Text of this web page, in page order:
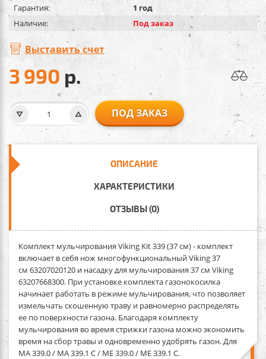
Гарантия:
1 год
Наличие:
Под заказ
Выставить счет
3 990 р.
ПОД ЗАКАЗ
ОПИСАНИЕ
ХАРАКТЕРИСТИКИ
ОТЗЫВЫ (0)
Комплект мульчирования Viking Kit 339 (37 см)- комплект
включает в себя нож многофункциональный Viking 37
см 63207020120 и насадку для мульчирования 37 см Viking
63207668300. При установке комплекта газонокосилка
начинает работать в режиме мульчирования, что позволяет
измельчать скошенную траву и равномерно распределять
ее по поверхности газона. Благодаря комплекту
мульчирования во время стрижки газона можно экономить
время на сбор травы и одновременно удобрять газон. Для
MA 339.0 / MA 339.1 C / ME 339.0 / ME 339.1 C.